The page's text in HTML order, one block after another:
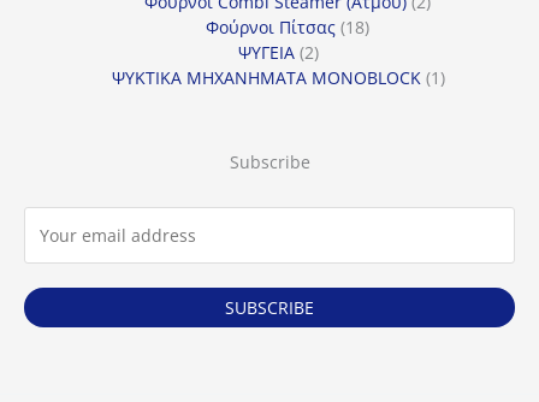
Φούρνοι Πίτσας 1818
ΨΥΓΕΙΑ 22
προϊόντα
ΨΥΚΤΙΚΑ ΜΗΧΑΝΗΜΑΤΑ MONOBLOCK 11
Subscribe
SUBSCRIBE